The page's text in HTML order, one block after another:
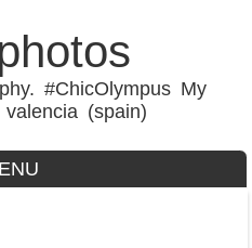
#ChicOlympus My
(spain)